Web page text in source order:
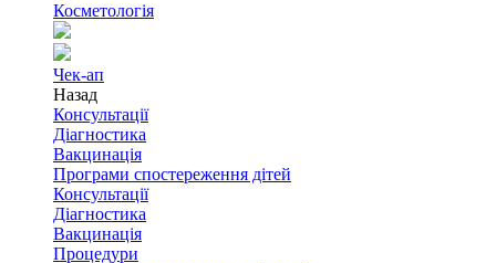
Косметологія
Чек-ап
Назад
Консультації
Діагностика
Вакцинація
Програми спостереження дітей
Консультації
Діагностика
Вакцинація
Процедури